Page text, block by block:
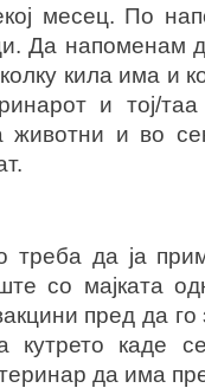
месец. По
Да напоменам
кила има и
и тој/
животни и во
треба да ја
со мајката
пред да го
кутрето каде
да има